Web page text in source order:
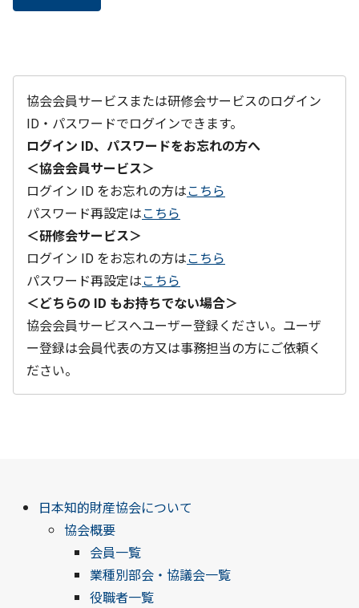
協会会員サービスまたは研修会サービスのログイン
ID・パスワードでログインできます。
ログイン ID、パスワードをお忘れの方へ
＜協会会員サービス＞
ログイン ID をお忘れの方はこちら
パスワード再設定はこちら
＜研修会サービス＞
ログイン ID をお忘れの方はこちら
パスワード再設定はこちら
＜どちらの ID もお持ちでない場合＞
協会会員サービスへユーザー登録ください。ユーザ
ー登録は会員代表の方又は事務担当の方にご依頼く
ださい。
日本知的財産協会について
協会概要
会員一覧
業種別部会・協議会一覧
役職者一覧